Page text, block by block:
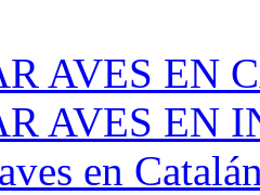
AVES EN
AVES EN
en